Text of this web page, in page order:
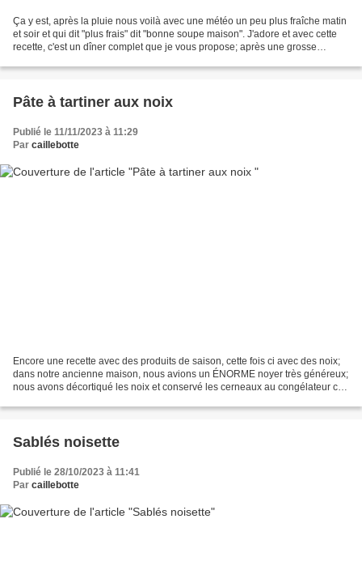
Ça y est, après la pluie nous voilà avec une météo un peu plus fraîche matin
et soir et qui dit "plus frais" dit "bonne soupe maison". J'adore et avec cette
recette, c'est un dîner complet que je vous propose; après une grosse
Pâte à tartiner aux noix
Publié le 11/11/2023 à 11:29
Par caillebotte
Encore une recette avec des produits de saison, cette fois ci avec des noix;
dans notre ancienne maison, nous avions un ÉNORME noyer très généreux;
nous avons décortiqué les noix et conservé les cerneaux au congélateur ce
Sablés noisette
Publié le 28/10/2023 à 11:41
Par caillebotte